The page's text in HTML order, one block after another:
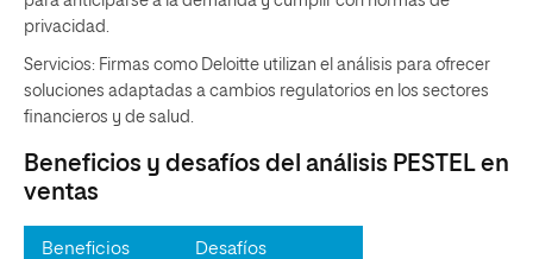
privacidad.
Servicios: Firmas como Deloitte utilizan el análisis para ofrecer
soluciones adaptadas a cambios regulatorios en los sectores
financieros y de salud.
Beneficios y desafíos del análisis PESTEL en
ventas
Beneficios Desafíos